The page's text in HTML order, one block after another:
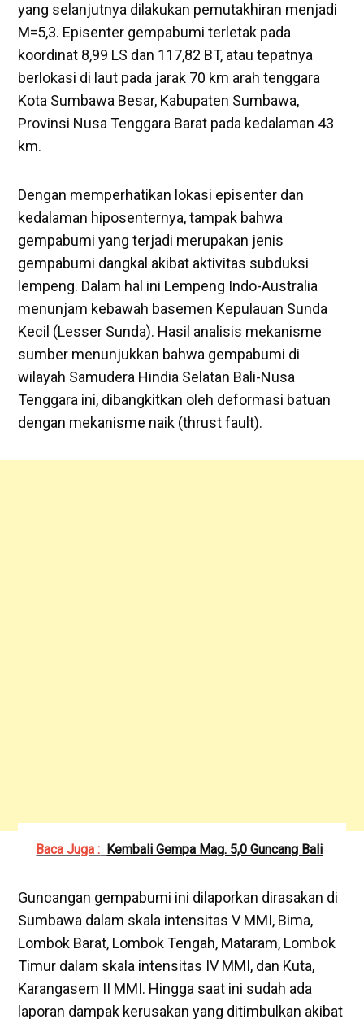
yang selanjutnya dilakukan pemutakhiran menjadi
M=5,3. Episenter gempabumi terletak pada
koordinat 8,99 LS dan 117,82 BT, atau tepatnya
berlokasi di laut pada jarak 70 km arah tenggara
Kota Sumbawa Besar, Kabupaten Sumbawa,
Provinsi Nusa Tenggara Barat pada kedalaman 43
km.
Dengan memperhatikan lokasi episenter dan
kedalaman hiposenternya, tampak bahwa
gempabumi yang terjadi merupakan jenis
gempabumi dangkal akibat aktivitas subduksi
lempeng. Dalam hal ini Lempeng Indo-Australia
menunjam kebawah basemen Kepulauan Sunda
Kecil (Lesser Sunda). Hasil analisis mekanisme
sumber menunjukkan bahwa gempabumi di
wilayah Samudera Hindia Selatan Bali-Nusa
Tenggara ini, dibangkitkan oleh deformasi batuan
dengan mekanisme naik (thrust fault).
Baca Juga : Kembali Gempa Mag. 5,0 Guncang Bali
Guncangan gempabumi ini dilaporkan dirasakan di
Sumbawa dalam skala intensitas V MMI, Bima,
Lombok Barat, Lombok Tengah, Mataram, Lombok
Timur dalam skala intensitas IV MMI, dan Kuta,
Karangasem II MMI. Hingga saat ini sudah ada
laporan dampak kerusakan yang ditimbulkan akibat